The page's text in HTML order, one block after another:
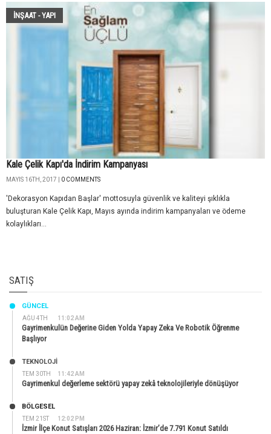
İNŞAAT - YAPI
Kale Çelik Kapı'da İndirim Kampanyası
MAYIS 16TH, 2017 | 0 COMMENTS
'Dekorasyon Kapıdan Başlar' mottosuyla güvenlik ve kaliteyi şıklıkla
buluşturan Kale Çelik Kapı, Mayıs ayında indirim kampanyaları ve ödeme
kolaylıkları...
SATIŞ
AĞU 4TH 11:02 AM
GÜNCEL
Gayrimenkulün Değerine Giden Yolda Yapay Zeka Ve Robotik Öğrenme
Başlıyor
TEM 30TH 11:42 AM
TEKNOLOJİ
Gayrimenkul değerleme sektörü yapay zekâ teknolojileriyle dönüşüyor
TEM 21ST 12:02 PM
BÖLGESEL
İzmir İlçe Konut Satışları 2026 Haziran: İzmir’de 7.791 Konut Satıldı